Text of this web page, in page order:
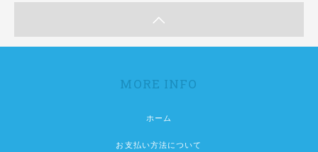
MORE INFO
ホーム
お支払い方法について